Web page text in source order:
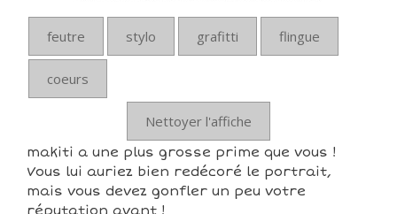
feutre stylo grafitti flingue
coeurs
Nettoyer l'affiche
makiti a une plus grosse prime que vous !
Vous lui auriez bien redécoré le portrait,
mais vous devez gonfler un peu votre
réputation avant !